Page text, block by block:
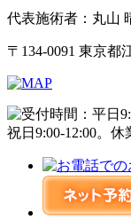
代表施術者：丸山
〒134-0091 東京都